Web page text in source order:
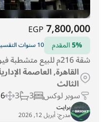
7,800,000
EGP
5%المقدم 10 سنوات التقسيط
شقة 216م للبيع متشطبة فيو مميز
القاهرة, العاصمة
الثالث
سوبر لوكس 3
3
برايت
مدرج:أبريل 12, 2026